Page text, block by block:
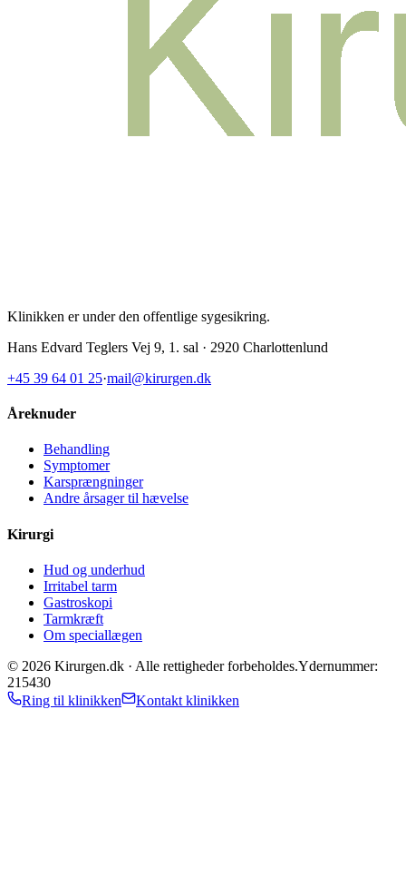
Klinikken er under den offentlige sygesikring.
Hans Edvard Teglers Vej 9, 1. sal · 2920 Charlottenlund
+45 39 64 01 25·mail@kirurgen.dk
Åreknuder
Behandling
Symptomer
Karsprængninger
Andre årsager til hævelse
Kirurgi
Hud og underhud
Irritabel tarm
Gastroskopi
Tarmkræft
Om speciallægen
© 2026 Kirurgen.dk · Alle rettigheder forbeholdes.Ydernummer:
215430
Ring til klinikken
Kontakt klinikken